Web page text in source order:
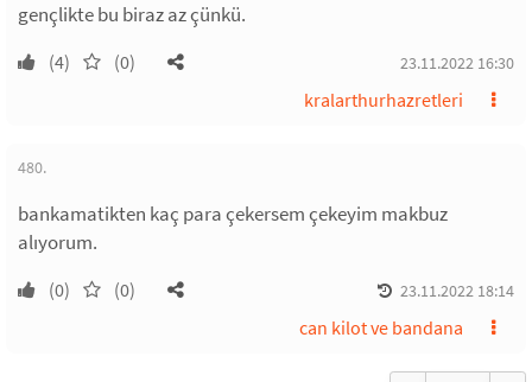
gençlikte bu biraz az çünkü.
(4) (0) 23.11.2022 16:30
kralarthurhazretleri
480.
bankamatikten kaç para çekersem çekeyim makbuz
alıyorum.
(0) (0) 23.11.2022 18:14
can kilot ve bandana